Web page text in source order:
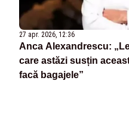
27 apr. 2026, 12:36
Anca Alexandrescu:
care astăzi susțin
facă bagajele”